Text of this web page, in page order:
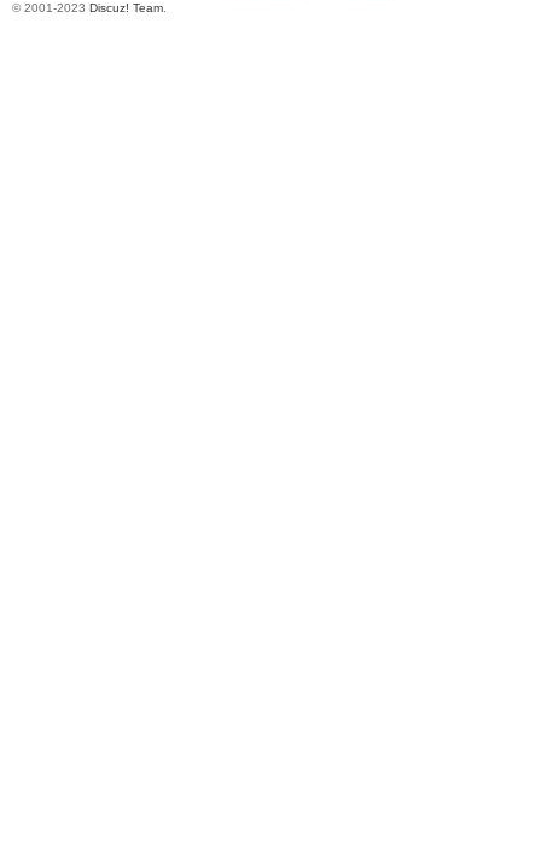
© 2001-2023 Discuz! Team.